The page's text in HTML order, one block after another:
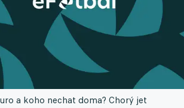
a koho nechat doma? Chorý jet